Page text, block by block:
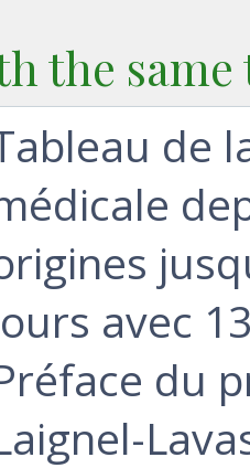
the
de
avec
du